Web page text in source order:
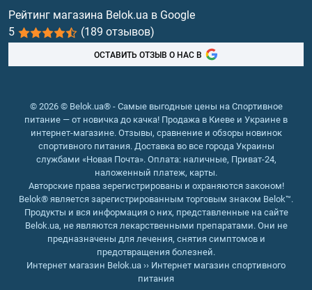
Витамины и минералы
Рыбий жир, жирные кислоты
Рейтинг магазина Belok.ua в Google
5
(189 отзывов)
ОСТАВИТЬ ОТЗЫВ О НАС В
© 2026 © Belok.ua® - Самые выгодные цены на Спортивное
питание — от новичка до качка! Продажа в Киеве и Украине в
интернет-магазине. Отзывы, сравнение и обзоры новинок
спортивного питания. Доставка во все города Украины
службами «Новая Почта». Оплата: наличные, Приват-24,
наложенный платеж, карты.
Авторские права зерегистрированы и охраняются законом!
Belok® является зарегистрированным торговым знаком Belok™.
Продукты и вся информация о них, представленные на сайте
Belok.ua, не являются лекарственными препаратами. Они не
предназначены для лечения, снятия симптомов и
предотвращения болезней.
Интернет магазин Belok.ua›› Интернет магазин спортивного
питания